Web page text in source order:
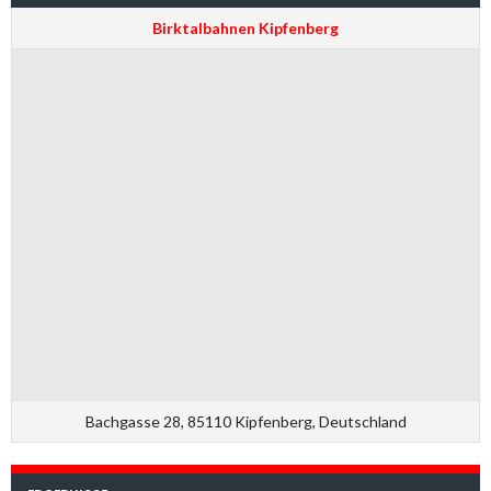
Birktalbahnen Kipfenberg
Bachgasse 28, 85110 Kipfenberg, Deutschland